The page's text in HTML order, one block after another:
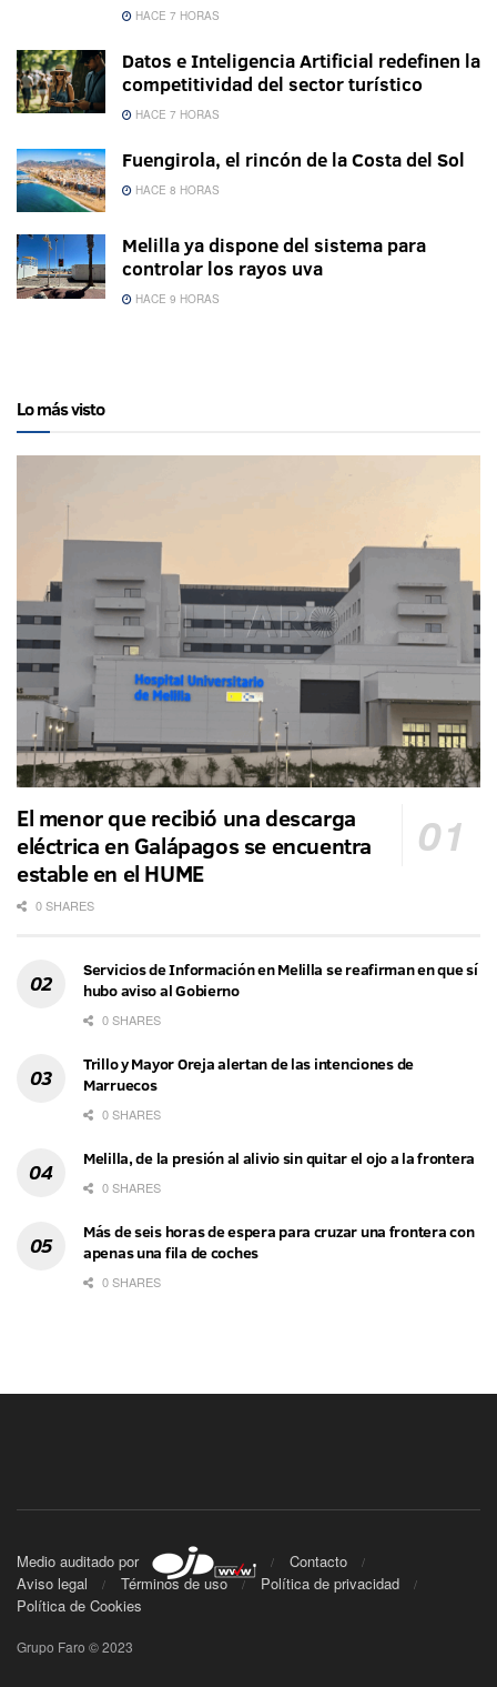
HACE 7 HORAS
Datos e Inteligencia Artificial redefinen la
competitividad del sector turístico
HACE 7 HORAS
Fuengirola, el rincón de la Costa del Sol
HACE 8 HORAS
Melilla ya dispone del sistema para
controlar los rayos uva
HACE 9 HORAS
Lo más visto
El menor que recibió una descarga
eléctrica en Galápagos se encuentra
estable en el HUME
0 SHARES
Servicios de Información en Melilla se reafirman en que sí
hubo aviso al Gobierno
0 SHARES
Trillo y Mayor Oreja alertan de las intenciones de
Marruecos
0 SHARES
Melilla, de la presión al alivio sin quitar el ojo a la frontera
0 SHARES
Más de seis horas de espera para cruzar una frontera con
apenas una fila de coches
0 SHARES
Medio auditado por
Contacto
Aviso legal
Términos de uso
Política de privacidad
Política de Cookies
Grupo Faro © 2023